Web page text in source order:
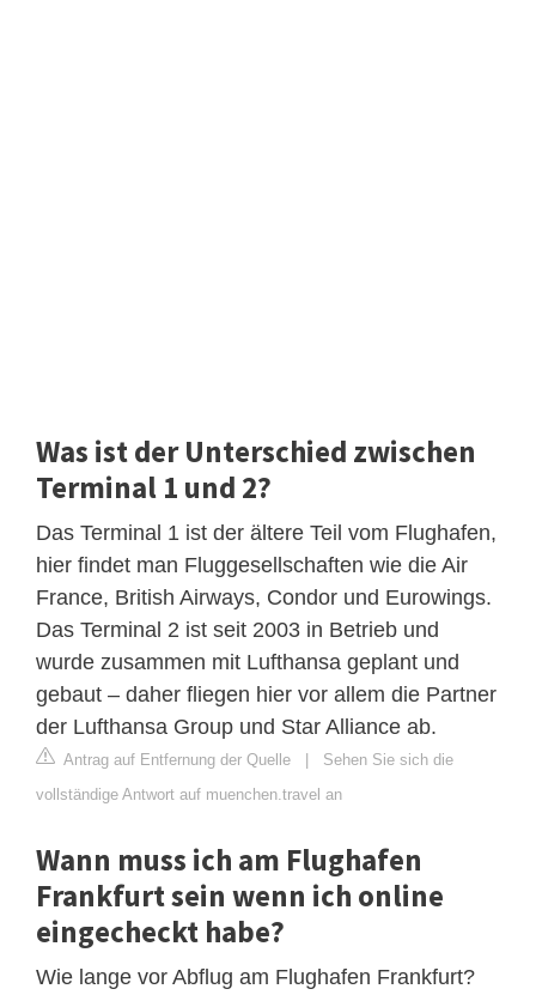
Was ist der Unterschied zwischen
Terminal 1 und 2?
Das Terminal 1 ist der ältere Teil vom Flughafen,
hier findet man Fluggesellschaften wie die Air
France, British Airways, Condor und Eurowings.
Das Terminal 2 ist seit 2003 in Betrieb und
wurde zusammen mit Lufthansa geplant und
gebaut – daher fliegen hier vor allem die Partner
der Lufthansa Group und Star Alliance ab.
Antrag auf Entfernung der Quelle | Sehen Sie sich die
vollständige Antwort auf muenchen.travel an
Wann muss ich am Flughafen
Frankfurt sein wenn ich online
eingecheckt habe?
Wie lange vor Abflug am Flughafen Frankfurt?